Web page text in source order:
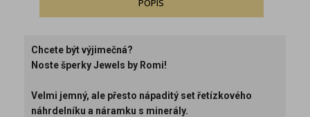
POPIS
Chcete být výjimečná?
Noste šperky Jewels by Romi!
Velmi jemný, ale přesto nápaditý set řetízkového
náhrdelníku a náramku s minerály.